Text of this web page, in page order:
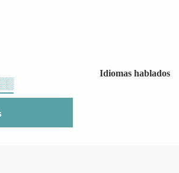
Idiomas hablados
Idiomas hablados